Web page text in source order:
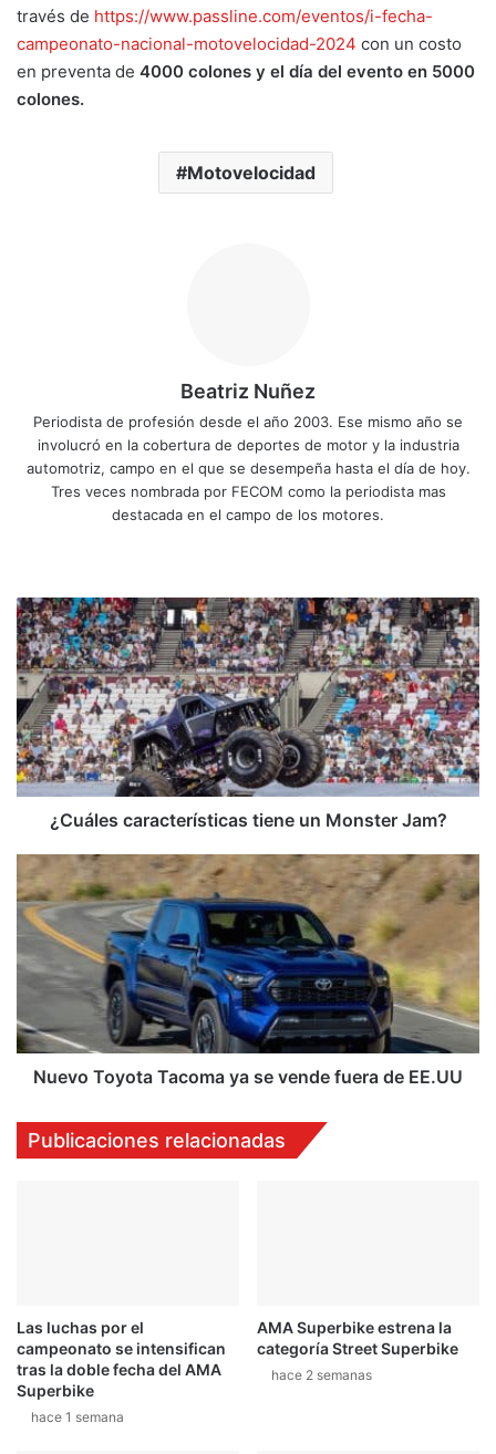
través de https://www.passline.com/eventos/i-fecha-
campeonato-nacional-motovelocidad-2024 con un costo
en preventa de 4000 colones y el día del evento en 5000
colones.
Motovelocidad
Beatriz Nuñez
Periodista de profesión desde el año 2003. Ese mismo año se
involucró en la cobertura de deportes de motor y la industria
automotriz, campo en el que se desempeña hasta el día de hoy.
Tres veces nombrada por FECOM como la periodista mas
destacada en el campo de los motores.
¿Cuáles
características
tiene
un
Monster
Jam?
¿Cuáles características tiene un Monster Jam?
Toyota
Tacoma
ya
se
vende
de
EE.UU
Nuevo Toyota Tacoma ya se vende fuera de EE.UU
Publicaciones relacionadas
Las luchas por el
campeonato se intensifican
tras la doble fecha del AMA
Superbike
hace 1 semana
AMA Superbike estrena la
categoría Street Superbike
hace 2 semanas